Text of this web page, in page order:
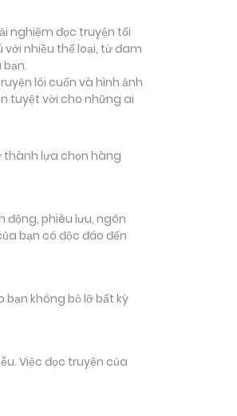
nghiệm đọc truyện tối
nhiều thể loại, từ đam
lôi cuốn và hình ảnh
tuyệt vời cho những ai
thành lựa chọn hàng
động, phiêu lưu, ngôn
bạn có độc đáo đến
không bỏ lỡ bất kỳ
Việc đọc truyện của